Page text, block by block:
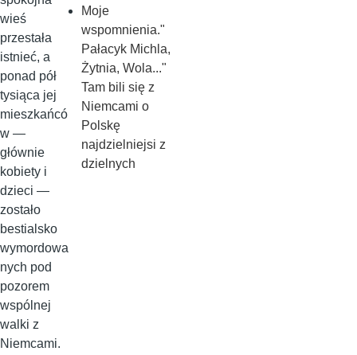
wieś
przestała
istnieć, a
ponad pół
tysiąca jej
mieszkańcó
w —
głównie
kobiety i
dzieci —
zostało
bestialsko
wymordowa
nych pod
pozorem
wspólnej
walki z
Niemcami.
Moje
wspomnienia."
Pałacyk Michla,
Żytnia, Wola..."
Tam bili się z
Niemcami o
Polskę
najdzielniejsi z
dzielnych